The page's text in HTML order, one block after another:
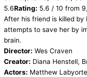
5.6Rating: 5.6 / 10 from
After his friend is killed
attempts to save her by
brain.
Director: Wes Craven
Creator: Diana Henstell,
Actors: Matthew